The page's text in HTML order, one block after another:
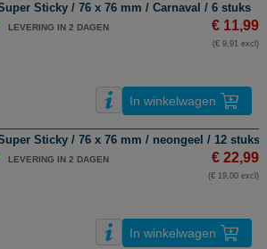
Sticky / 76 x 76 mm / Carnaval / 6 stuks
LEVERING IN 2 DAGEN € 11,99
(€ 9,91 excl)
In winkelwagen
Sticky / 76 x 76 mm / neongeel / 12 stuks
LEVERING IN 2 DAGEN € 22,99
(€ 19,00 excl)
In winkelwagen